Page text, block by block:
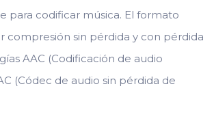
para codificar música. El formato
compresión sin pérdida y con pérdida
AAC (Codificación de audio
(Códec de audio sin pérdida de